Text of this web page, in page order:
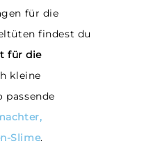
für die
findest du
für die
kleine
passende
Slime.